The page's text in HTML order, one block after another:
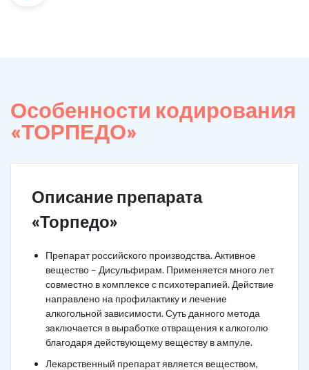
Особенности кодирования
«ТОРПЕДО»
Описание препарата
«Торпедо»
Препарат российского производства. Активное
вещество – Дисульфирам. Применяется много лет
совместно в комплексе с психотерапией. Действие
направлено на профилактику и лечение
алкогольной зависимости. Суть данного метода
заключается в выработке отвращения к алкоголю
благодаря действующему веществу в ампуле.
Лекарственный препарат является веществом,